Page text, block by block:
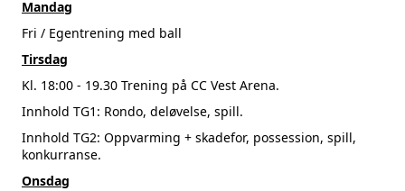
Mandag
Fri / Egentrening med ball
Tirsdag
Kl. 18:00 - 19.30 Trening på CC Vest Arena.
Innhold TG1: Rondo, deløvelse, spill.
Innhold TG2: Oppvarming + skadefor, possession, spill,
konkurranse.
Onsdag